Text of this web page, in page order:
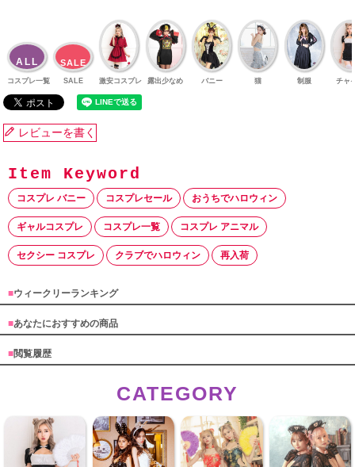
ALL
コスプレ一覧
SALE
SALE 激安コスプレ 露出少なめ バニー 猫 制服 チャ
レビューを書く
コスプレ バニー コスプレセール おうちでハロウィン
ギャルコスプレ コスプレ一覧 コスプレ アニマル
セクシー コスプレ クラブでハロウィン 再入荷
■ウィークリーランキング
■あなたにおすすめの商品
■閲覧履歴
CATEGORY